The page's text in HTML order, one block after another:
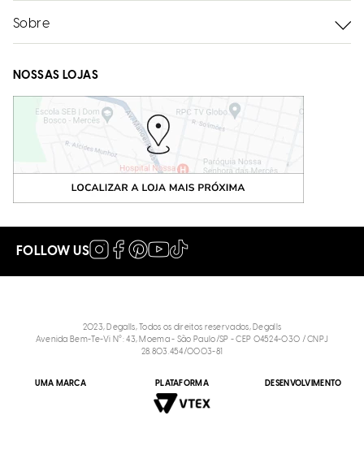
Sobre
NOSSAS LOJAS
FOLLOW US
2023, Degalls, Todos os direitos reservados, Degalls
Avenida Bem-Te-Vi N°: 43, Moema - São Paulo/SP - CEP 04524-030 / CNPJ
28.803.454/0003-81
UMA MARCA PLATAFORMA DESENVOLVIMENTO